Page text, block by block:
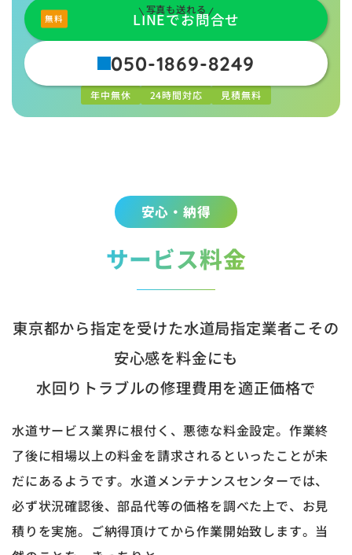
写真も送れる
LINEでお問合せ
050-1869-8249
年中無休 24時間対応 見積無料
安心・納得
サービス料金
東京都から指定を受けた水道局指定業者こその
安心感を料金にも
水回りトラブルの修理費用を適正価格で
水道サービス業界に根付く、悪徳な料金設定。作業終
了後に相場以上の料金を請求されるといったことが未
だにあるようです。水道メンテナンスセンターでは、
必ず状況確認後、部品代等の価格を調べた上で、お見
積りを実施。ご納得頂けてから作業開始致します。当